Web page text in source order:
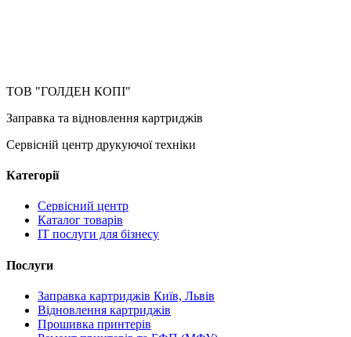
ТОВ "ГОЛДЕН КОПІ"
Заправка та відновлення картриджів
Сервісній центр друкуючої техніки
Категорії
Сервісний центр
Каталог товарів
IT послуги для бізнесу
Послуги
Заправка картриджів Київ, Львів
Відновлення картриджів
Прошивка принтерів